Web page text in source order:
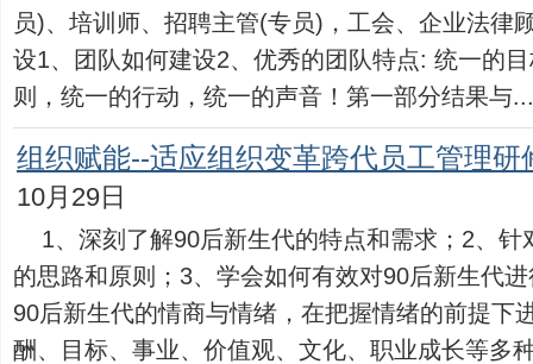
员)、培训师、招聘主管(专员)，工会、企业法律
设1、团队如何建设2、优秀的团队特点: 统一的
则，统一的行动，统一的声音！第一部分结果与
组织赋能--适应组织变革跨代员工管理研
10月29日
1、深刻了解90后新生代的特点和需求；2、
的思路和原则；3、学会如何有效对90后新生代
90后新生代的情商与情绪，在把握情绪的前提下
酬、目标、事业、价值观、文化、职业成长等多